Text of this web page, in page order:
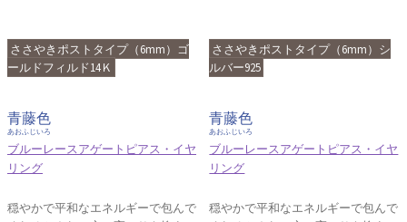
ささやきポストタイプ（6mm）ゴ
ールドフィルド14Ｋ
青藤色
あおふじいろ
ブルーレースアゲートピアス・イヤ
リング
穏やかで平和なエネルギーで包んで
ささやきポストタイプ（6mm）シ
ルバー925
青藤色
あおふじいろ
ブルーレースアゲートピアス・イヤ
リング
穏やかで平和なエネルギーで包んで